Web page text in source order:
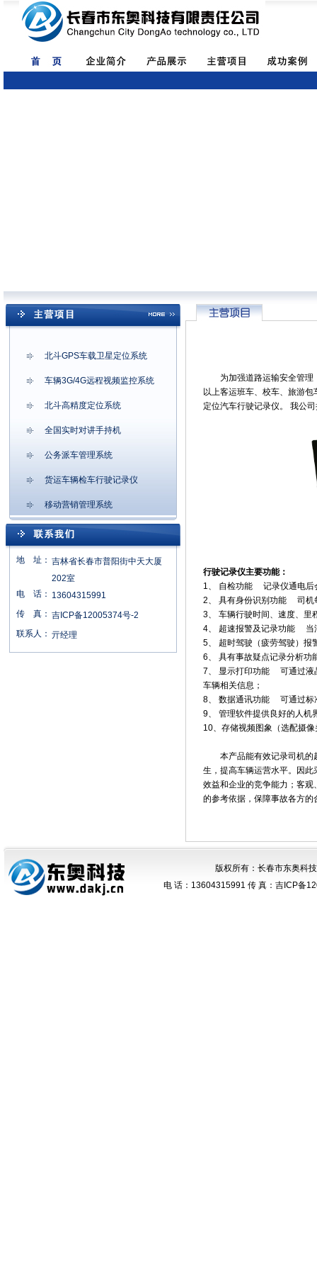
北斗GPS车载卫星定位系统
车辆3G/4G远程视频监控系统
北斗高精度定位系统
全国实时对讲手持机
公务派车管理系统
货运车辆检车行驶记录仪
移动营销管理系统
地 址： 吉林省长春市普阳街中天大厦
202室
电 话： 13604315991
传 真： 吉ICP备12005374号-2
联系人： 亓经理
为加强道路运输安全管理，
以上客运班车、校车、旅游
定位汽车行驶记录仪。 我公
行驶记录仪主要功能：
1、 自检功能 记录仪通电后
2、 具有身份识别功能 司机
3、 车辆行驶时间、速度、
4、 超速报警及记录功能 当
5、 超时驾驶（疲劳驾驶）
6、 具有事故疑点记录分析
7、 显示打印功能 可通过液
车辆相关信息；
8、 数据通讯功能 可通过标
9、 管理软件提供良好的人
10、存储视频图象（选配摄
本产品能有效记录司机的超
生，提高车辆运营水平。因
效益和企业的竞争能力；客
的参考依据，保障事故各方
版权所有： 长春市东奥科
电 话： 13604315991 传 真： 吉ICP备